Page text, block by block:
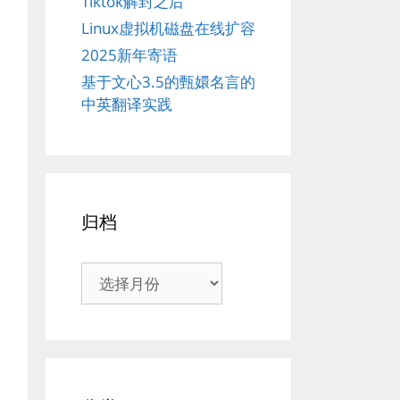
Linux虚拟机磁盘在线扩容
2025新年寄语
基于文心3.5的甄嬛名言的
中英翻译实践
归档